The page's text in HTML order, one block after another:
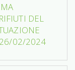
DEL
26/02/2024